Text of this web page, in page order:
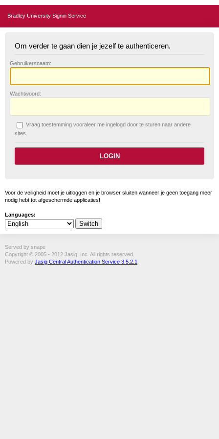
Bradley University Signin Service
Om verder te gaan dien je jezelf te authenticeren.
Gebruikersnaam:
Wachtwoord:
Vraag toestemming vooraleer me ingelogd door te sturen naar andere
sites.
Voor de veiligheid moet je uitloggen en je browser sluiten wanneer je geen toegang meer
nodig hebt tot afgeschermde applicaties!
Languages:
Served by snape
Copyright © 2005 - 2012 Jasig, Inc. All rights reserved.
Powered by Jasig Central Authentication Service 3.5.2.1